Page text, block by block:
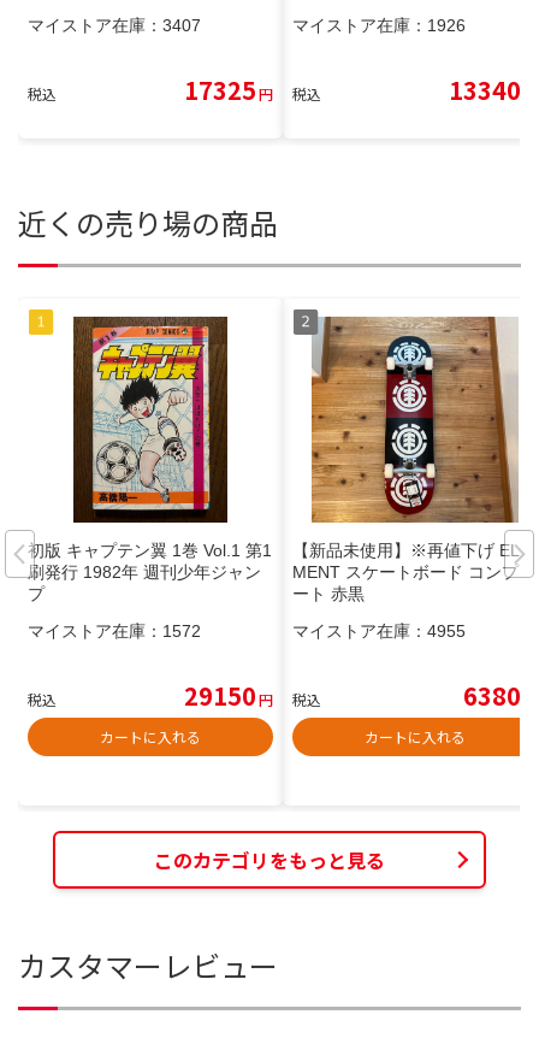
マイストア在庫： 3407
税込 17325円
マイストア在庫： 1926
税込 13340
近くの売り場の商品
初版 キャプテン翼 1巻 Vol.1 第1
刷発行 1982年 週刊少年ジャン
プ
マイストア在庫： 1572
税込 29150円
カートに入れる
【新品未使用】※再値下げ ELE
MENT スケートボード コンプリ
ート 赤黒
マイストア在庫： 4955
税込 6380
カートに入れる
このカテゴリをもっと見る
カスタマーレビュー